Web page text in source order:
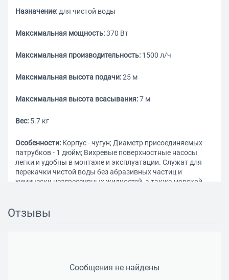
Назначение:для чистой воды
Максимальная мощность:370 Вт
Максимальная производительность: 1500 л/ч
Максимальная высота подачи:25 м
Максимальная высота всасывания:7 м
Вес: 5.7 кг
Особенности: Корпус - чугун; Диаметр присоединяемых
патрубков - 1 дюйм; Вихревые поверхностные насосы
легки и удобны в монтаже и эксплуатации. Служат для
перекачки чистой воды без абразивных частиц и
химически неагрессивных жидкостей, а также морской
Отзывы
Сообщения не найдены